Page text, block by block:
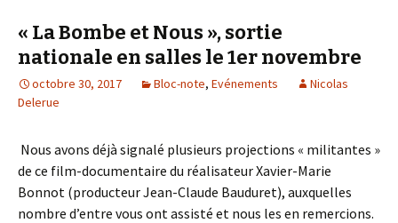
« La Bombe et Nous », sortie
nationale en salles le 1er novembre
octobre 30, 2017 Bloc-note, Evénements
Nicolas
Delerue
Nous avons déjà signalé plusieurs projections « militantes »
de ce film-documentaire du réalisateur Xavier-Marie
Bonnot (producteur Jean-Claude Bauduret), auxquelles
nombre d’entre vous ont assisté et nous les en remercions.